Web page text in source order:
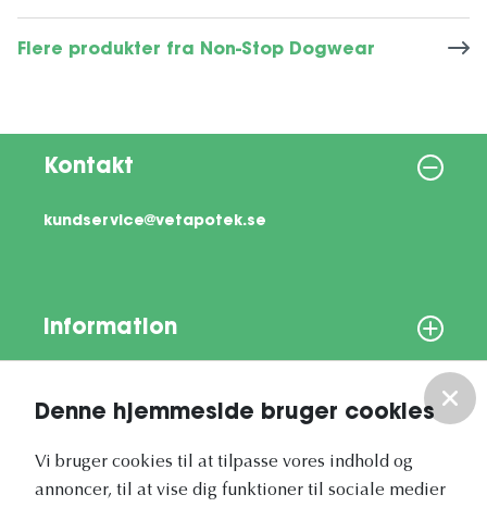
Denne hjemmeside bruger cookies
Vi bruger cookies til at tilpasse vores indhold og
annoncer, til at vise dig funktioner til sociale medier
Flere produkter fra Non-Stop Dogwear
Kontakt
kundservice@vetapotek.se
Information
Vores nyhedsbrev